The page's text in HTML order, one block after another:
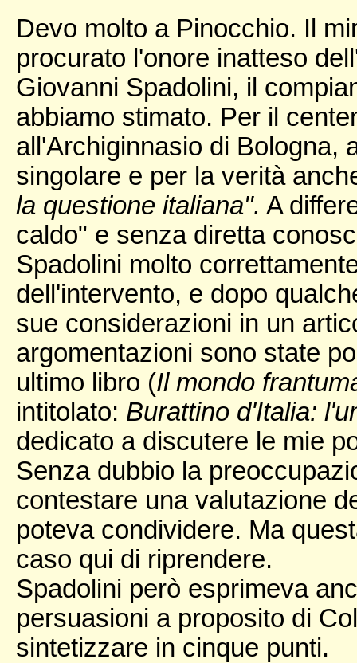
Devo molto a Pinocchio. Il
procurato l'onore inatteso
Giovanni Spadolini, il
abbiamo stimato. Per il
all'Archiginnasio di Bologna,
singolare e per la verità
la questione italiana". A
caldo" e senza diretta
Spadolini molto
dell'intervento, e dopo
sue considerazioni in un
argomentazioni sono state
ultimo libro (Il mondo
intitolato: Burattino d'Italia:
dedicato a discutere le mie
Senza dubbio la
contestare una valutazione
poteva condividere. Ma
caso qui di riprendere.
Spadolini però esprimeva
persuasioni a proposito di
sintetizzare in cinque punti.